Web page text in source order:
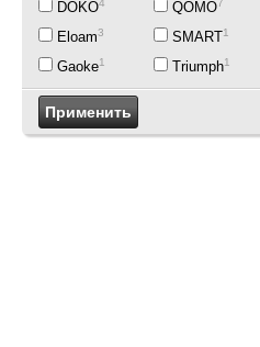
DOKO
Eloam3
Gaoke1
QOMO
SMART1
Triumph1